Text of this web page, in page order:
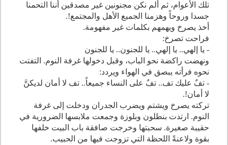
تلك الأعوام، ثم ألم نكن مجنونين غير مصدقين أننا التحمنا
جسدا وروحاً وهزمنا الجميع الأهل والمجتمع!.
أخذ يصرخ ويهمهم بكلمات غير مفهومة.
فراحت تصرخ:
- يا إلهي.. يا إلهي.. يا للجنون.. يا للجنون
ونهضت راكضة نحو الباب، وقبل دخولها غرفة النوم. التفتت
نحوه فرأته يبصق في الهواء ويردد:
- تفٌ عليك تف.. تفٌ على النساء جميعاً.. تف لا أمان لديكنَّ
لا أمان!.
تركته يصرخ ويشتم ويضرب الجدران ودخلت إلى غرفة
النوم. ارتدت بنطلون وبلوزة وجمعت ملابسها الضرورية في
حقيبة صغيرة. سحبتها وخرجت صافقة باب البيت خلفها
بقوة ولاعنةً اللحظة التي تزوجت فيها من الحبيب.